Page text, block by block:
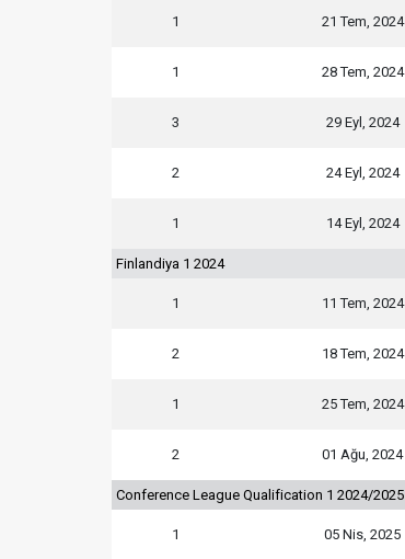
1 21 Tem, 2024
1 28 Tem, 2024
3 29 Eyl, 2024
2 24 Eyl, 2024
1 14 Eyl, 2024
Finlandiya 1 2024
1 11 Tem, 2024
2 18 Tem, 2024
1 25 Tem, 2024
2 01 Ağu, 2024
Conference League Qualification 1 2024/2025
1 05 Nis, 2025